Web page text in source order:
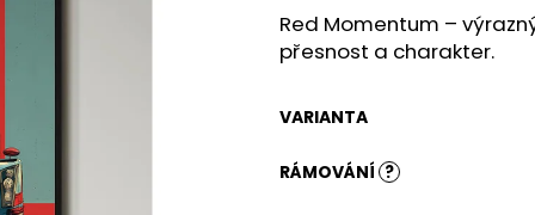
hvězdiček.
Red Momentum –
přesnost a charakter.
VARIANTA
RÁMOVÁNÍ ?
BÍLÉ TRIČKO FOR THE SPEED -